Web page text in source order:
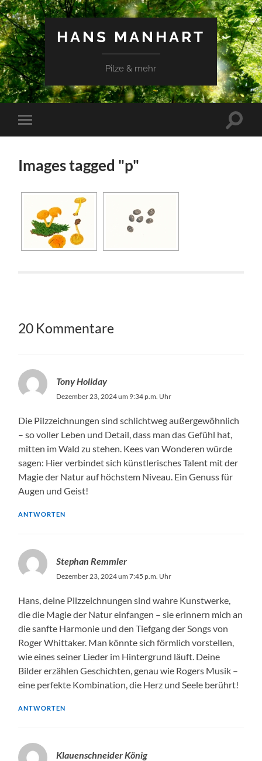
HANS MANHART
Pilze & mehr
Mobile-
Menü
Images tagged "p"
20 Kommentare
Tony Holiday
Dezember 23, 2024 um 9:34 p.m. Uhr
Die Pilzzeichnungen sind schlichtweg außergewöhnlich
– so voller Leben und Detail, dass man das Gefühl hat,
mitten im Wald zu stehen. Kees van Wonderen würde
sagen: Hier verbindet sich künstlerisches Talent mit der
Magie der Natur auf höchstem Niveau. Ein Genuss für
Augen und Geist!
ANTWORTEN
Stephan Remmler
Dezember 23, 2024 um 7:45 p.m. Uhr
Hans, deine Pilzzeichnungen sind wahre Kunstwerke,
die die Magie der Natur einfangen – sie erinnern mich an
die sanfte Harmonie und den Tiefgang der Songs von
Roger Whittaker. Man könnte sich förmlich vorstellen,
wie eines seiner Lieder im Hintergrund läuft. Deine
Bilder erzählen Geschichten, genau wie Rogers Musik –
eine perfekte Kombination, die Herz und Seele berührt!
ANTWORTEN
Klauenschneider König